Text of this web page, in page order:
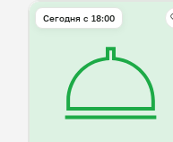
Сегодня с 18:00